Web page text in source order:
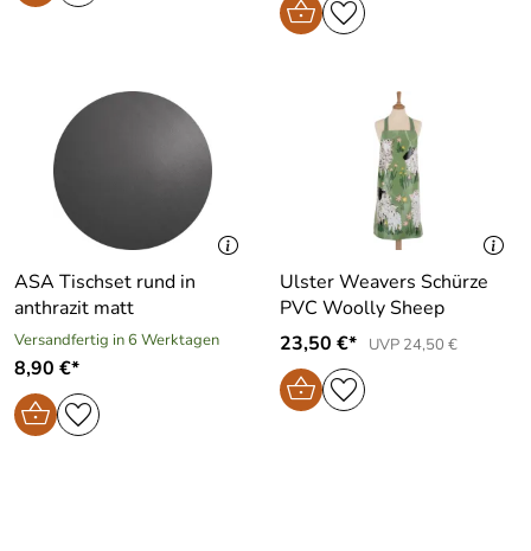
ASA Tischset rund in
anthrazit matt
Versandfertig in 6 Werktagen
8,90 €*
Ulster Weavers Schürze
PVC Woolly Sheep
23,50 €*
UVP 24,50 €